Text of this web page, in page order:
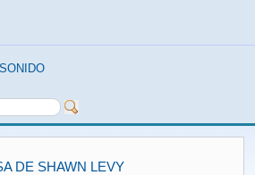
DE SHAWN LEVY